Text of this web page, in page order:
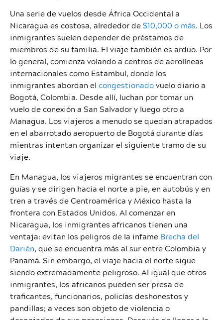
Una serie de vuelos desde África Occidental a
Nicaragua es costosa, alrededor de$10,000 o más. Los
inmigrantes suelen depender de préstamos de
miembros de su familia. El viaje también es arduo. Por
lo general, comienza volando a centros de aerolíneas
internacionales como Estambul, donde los
inmigrantes abordan el congestionadovuelo diario a
Bogotá, Colombia. Desde allí, luchan por tomar un
vuelo de conexión a San Salvador y luego otro a
Managua. Los viajeros a menudo se quedan atrapados
en el abarrotado aeropuerto de Bogotá durante días
mientras intentan organizar el siguiente tramo de su
viaje.
En Managua, los viajeros migrantes se encuentran con
guías y se dirigen hacia el norte a pie, en autobús y en
tren a través de Centroamérica y México hasta la
frontera con Estados Unidos. Al comenzar en
Nicaragua, los inmigrantes africanos tienen una
ventaja: evitan los peligros de la infame Brecha del
Darién, que se encuentra más al sur entre Colombia y
Panamá. Sin embargo, el viaje hacia el norte sigue
siendo extremadamente peligroso. Al igual que otros
inmigrantes, los africanos pueden ser presa de
traficantes, funcionarios, policías deshonestos y
pandillas; a veces son objeto de violencia o